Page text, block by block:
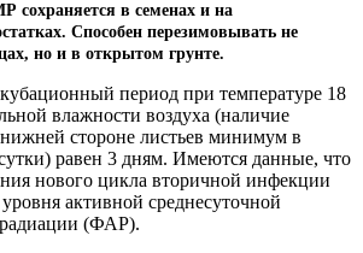
сохраняется в семенах и на
Способен перезимовывать не
но и в открытом грунте.
период при температуре 18
влажности воздуха (наличие
стороне листьев минимум в
равен 3 дням. Имеются данные, что
нового цикла вторичной инфекции
активной среднесуточной
радиации (ФАР).